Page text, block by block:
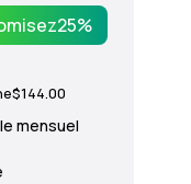
25%
$144.00
mensuel